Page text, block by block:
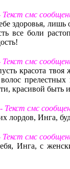
смс
здоровья, лишь
все боли
смс
красота
красивой
Текст смс
Инга,
смс
Инга, с